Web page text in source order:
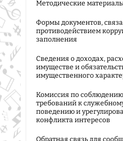
Методические
Формы документов,
противодействием
заполнения
Сведения о доходах,
имуществе и
имущественного
Комиссия по соблюдению
требований к
поведению и
конфликта интересов
Обратная связь для